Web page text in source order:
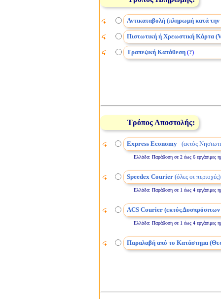
Αντικαταβολή (πληρωμή κατά
Πιστωτική ή Χρεωστική Κάρτα
Τραπεζική Κατάθεση(?)
Τρόπος Αποστολής:
Express Economy(εκτός
Ελλάδα: Παράδοση σε 2 έως 6 εργάσιμες
Speedex Courier(όλες οι περιοχές)
Ελλάδα: Παράδοση σε 1 έως 4 εργάσιμες
ACS Courier (εκτός
Ελλάδα: Παράδοση σε 1 έως 4 εργάσιμες
Παραλαβή από το Κατάστημα